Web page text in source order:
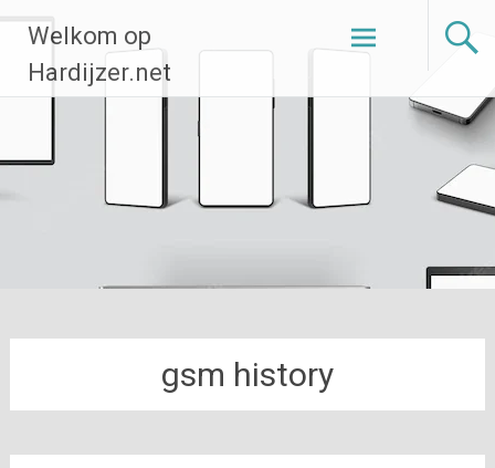
naar
inhoud
Welkom op
Hardijzer.net
gsm history